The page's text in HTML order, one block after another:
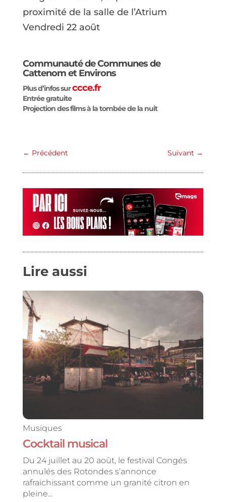
proximité de la salle de l’Atrium
Vendredi 22 août
Communauté de Communes de
Cattenom et Environs
Plus d’infos surccce.fr
Entrée gratuite
Projection des films à la tombée de la nuit
← Précédent Suivant →
Lire aussi
Musiques
Cocktail musical
Du 24 juillet au 20 août, le festival Congés
annulés des Rotondes s’annonce
rafraichissant comme un granité citron en
pleine...